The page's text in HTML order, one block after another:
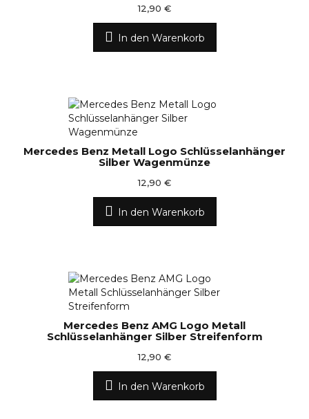
12,90 €
In den Warenkorb
Mercedes Benz Metall Logo Schlüsselanhänger
Silber Wagenmünze
12,90 €
In den Warenkorb
Mercedes Benz AMG Logo Metall
Schlüsselanhänger Silber Streifenform
12,90 €
In den Warenkorb